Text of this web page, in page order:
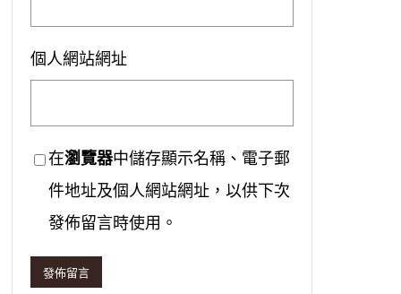
個人網站網址
在瀏覽器中儲存顯示名稱、電子郵
件地址及個人網站網址，以供下次
發佈留言時使用。